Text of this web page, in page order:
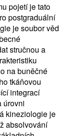
pojetí je tato
postgraduální
je soubor věd
stručnou a
na buněčné
tkáňovou
integrací
úrovni
kineziologie je
absolvování